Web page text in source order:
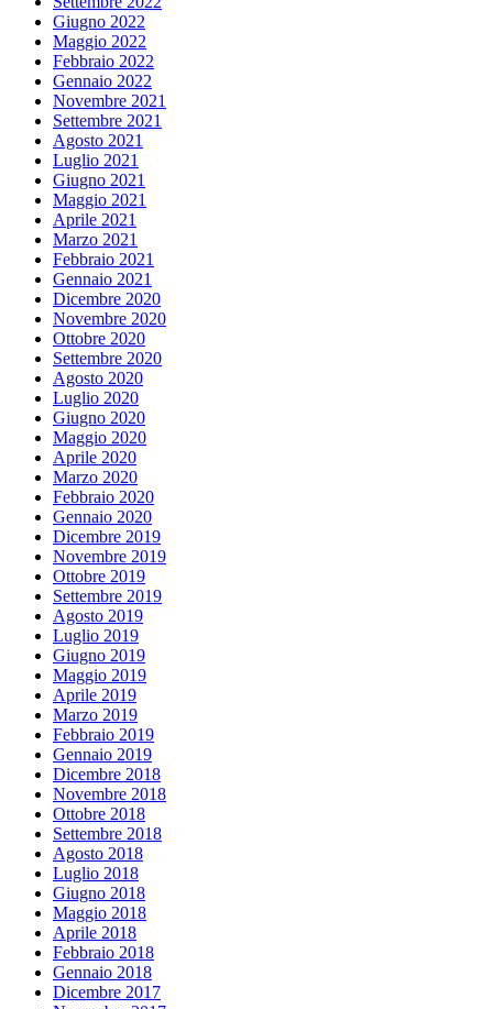
Giugno 2022
Maggio 2022
Febbraio 2022
Gennaio 2022
Novembre 2021
Settembre 2021
Agosto 2021
Luglio 2021
Giugno 2021
Maggio 2021
Aprile 2021
Marzo 2021
Febbraio 2021
Gennaio 2021
Dicembre 2020
Novembre 2020
Ottobre 2020
Settembre 2020
Agosto 2020
Luglio 2020
Giugno 2020
Maggio 2020
Aprile 2020
Marzo 2020
Febbraio 2020
Gennaio 2020
Dicembre 2019
Novembre 2019
Ottobre 2019
Settembre 2019
Agosto 2019
Luglio 2019
Giugno 2019
Maggio 2019
Aprile 2019
Marzo 2019
Febbraio 2019
Gennaio 2019
Dicembre 2018
Novembre 2018
Ottobre 2018
Settembre 2018
Agosto 2018
Luglio 2018
Giugno 2018
Maggio 2018
Aprile 2018
Febbraio 2018
Gennaio 2018
Dicembre 2017